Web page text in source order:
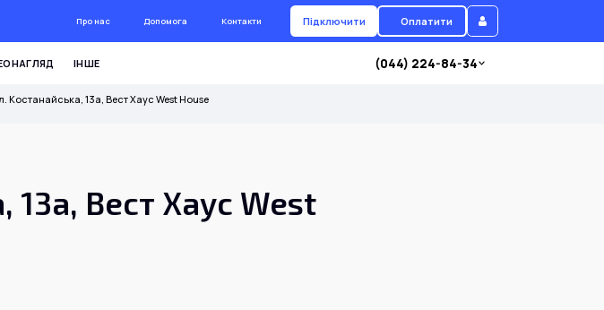
Про нас Допомога Контакти Підключити Оплатити
ІНШЕ (044) 224-84-34
Костанайська, 13а, Вест Хаус West House
13а, Вест Хаус West